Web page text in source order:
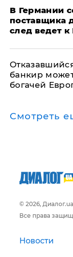
​В Германии
поставщика
след ведет к
банкир
богачей
Смотреть
© 2026, Диалог.ua
Все права
Новости